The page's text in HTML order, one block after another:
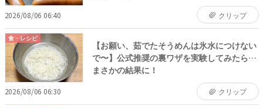
2026/08/06 06:40 クリップ
食・レシピ
【お願い、茹でたそうめんは氷水につけない
で〜】公式推奨の裏ワザを実験してみたら…
まさかの結果に！
2026/08/06 06:30 クリップ